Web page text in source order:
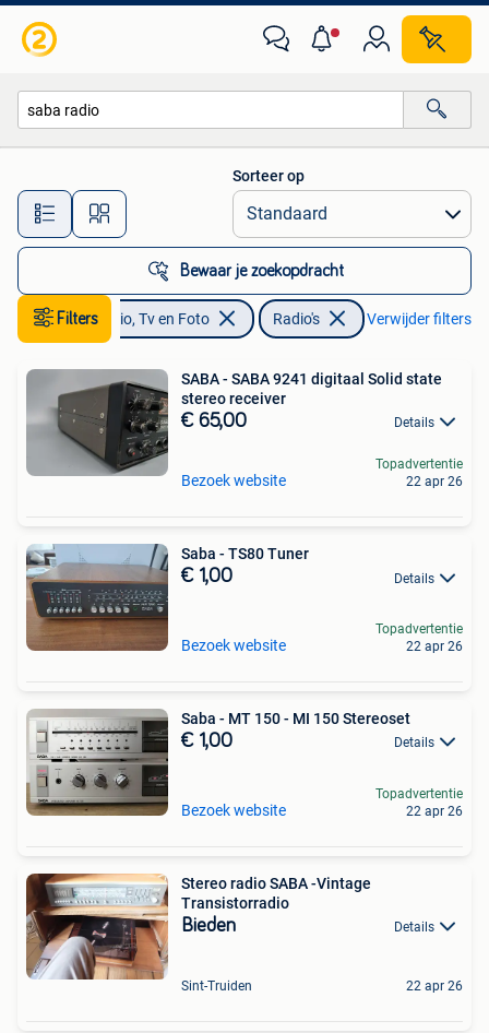
Alle afstanden…
Sorteer op
Bewaar je zoekopdracht
FiltersAudio, Tv en Foto Radio's Verwijder filters
SABA - SABA 9241 digitaal Solid state
stereo receiver
€ 65,00 Details
Bezoek website
Topadvertentie
22 apr 26
Saba - TS80 Tuner
€ 1,00 Details
Bezoek website
Topadvertentie
22 apr 26
Saba - MT 150 - MI 150 Stereoset
€ 1,00 Details
Bezoek website
Topadvertentie
22 apr 26
Stereo radio SABA -Vintage
Transistorradio
Bieden Details
Sint-Truiden 22 apr 26